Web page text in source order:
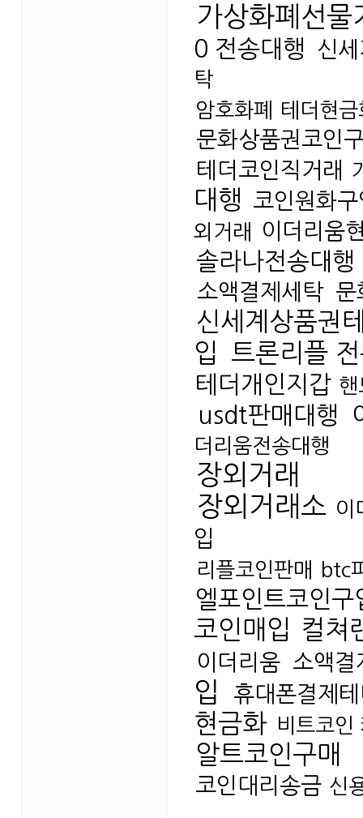
가상화폐선물
0 전송대행 신
탁
암호화폐
테더현
문화상품권코인
테더코인직거래
대행 코인원화구
외거래 이더리움
솔라나전송대행
소액결제세탁 문
신세계상품권
입
트론리플
테더개인지갑
usdt판매대행
더리움전송대행
장외거래
장외거래소 이
입
리플코인판매 btc
엘포인트코인구
코인매입 컬쳐
이더리움 소액결
입 휴대폰결제
현금화 비트코인
알트코인구매
코인대리송금 신